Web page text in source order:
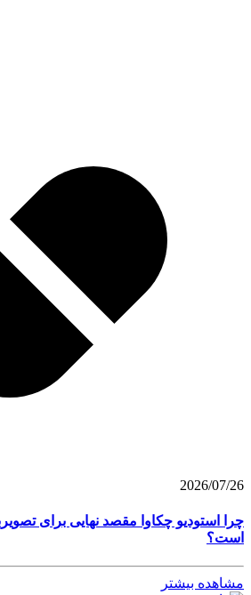
2026/07/26
چرا استودیو چکاوا مقصد نهایی برای
است؟
مشاهده بیشتر